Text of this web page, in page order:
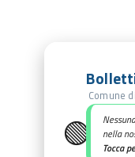
🟢
Comune
nella
Tocca